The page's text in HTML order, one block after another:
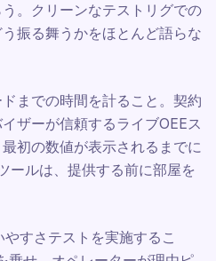
。クリーンなテストリグでの
振る舞うかをほとんど語らな
までの時間を計ること。契約
ザーが信頼するライブOEEス
初の数値が表示されるまでに
ールは、提供する前に部屋を
すさテストを実施するこ